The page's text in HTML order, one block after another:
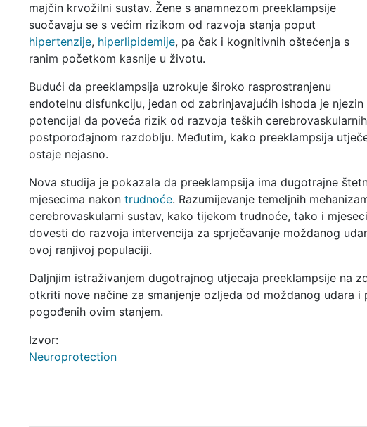
majčin krvožilni sustav. Žene s anamnezom preeklampsije
suočavaju se s većim rizikom od razvoja stanja poput
hipertenzije, hiperlipidemije, pa čak i kognitivnih oštećenja s
ranim početkom kasnije u životu.
Budući da preeklampsija uzrokuje široko rasprostranjenu
endotelnu disfunkciju, jedan od zabrinjavajućih ishoda je njezin
potencijal da poveća rizik od razvoja teških
postporođajnom razdoblju. Međutim, kako preeklampsija
ostaje nejasno.
Nova studija je pokazala da preeklampsija ima dugotrajne
mjesecima nakon trudnoće. Razumijevanje temeljnih
cerebrovaskularni sustav, kako tijekom trudnoće, tako i
dovesti do razvoja intervencija za sprječavanje moždanog
ovoj ranjivoj populaciji.
Daljnjim istraživanjem dugotrajnog utjecaja preeklampsije na
otkriti nove načine za smanjenje ozljeda od moždanog udara
pogođenih ovim stanjem.
Izvor:
Neuroprotection